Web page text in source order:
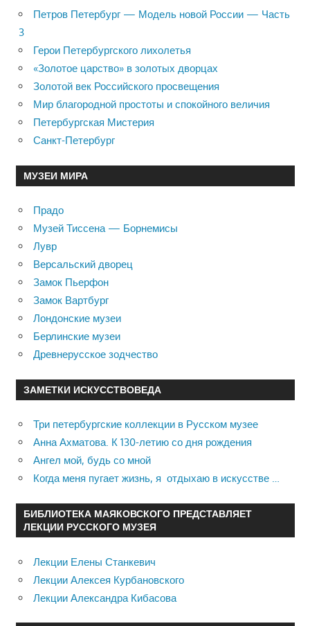
Петров Петербург — Модель новой России — Часть
3
Герои Петербургского лихолетья
«Золотое царство» в золотых дворцах
Золотой век Российского просвещения
Мир благородной простоты и спокойного величия
Петербургская Мистерия
Санкт-Петербург
МУЗЕИ МИРА
Прадо
Музей Тиссена — Борнемисы
Лувр
Версальский дворец
Замок Пьерфон
Замок Вартбург
Лондонские музеи
Берлинские музеи
Древнерусское зодчество
ЗАМЕТКИ ИСКУССТВОВЕДА
Три петербургские коллекции в Русском музее
Анна Ахматова. К 130-летию со дня рождения
Ангел мой, будь со мной
Когда меня пугает жизнь, я отдыхаю в искусстве …
БИБЛИОТЕКА МАЯКОВСКОГО ПРЕДСТАВЛЯЕТ
ЛЕКЦИИ РУССКОГО МУЗЕЯ
Лекции Елены Станкевич
Лекции Алексея Курбановского
Лекции Александра Кибасова